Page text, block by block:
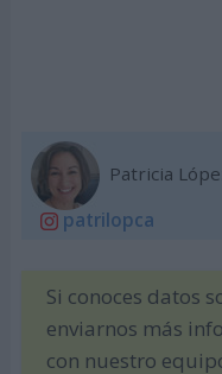
Patricia
patrilopca
Si conoces datos
enviarnos más
con nuestro